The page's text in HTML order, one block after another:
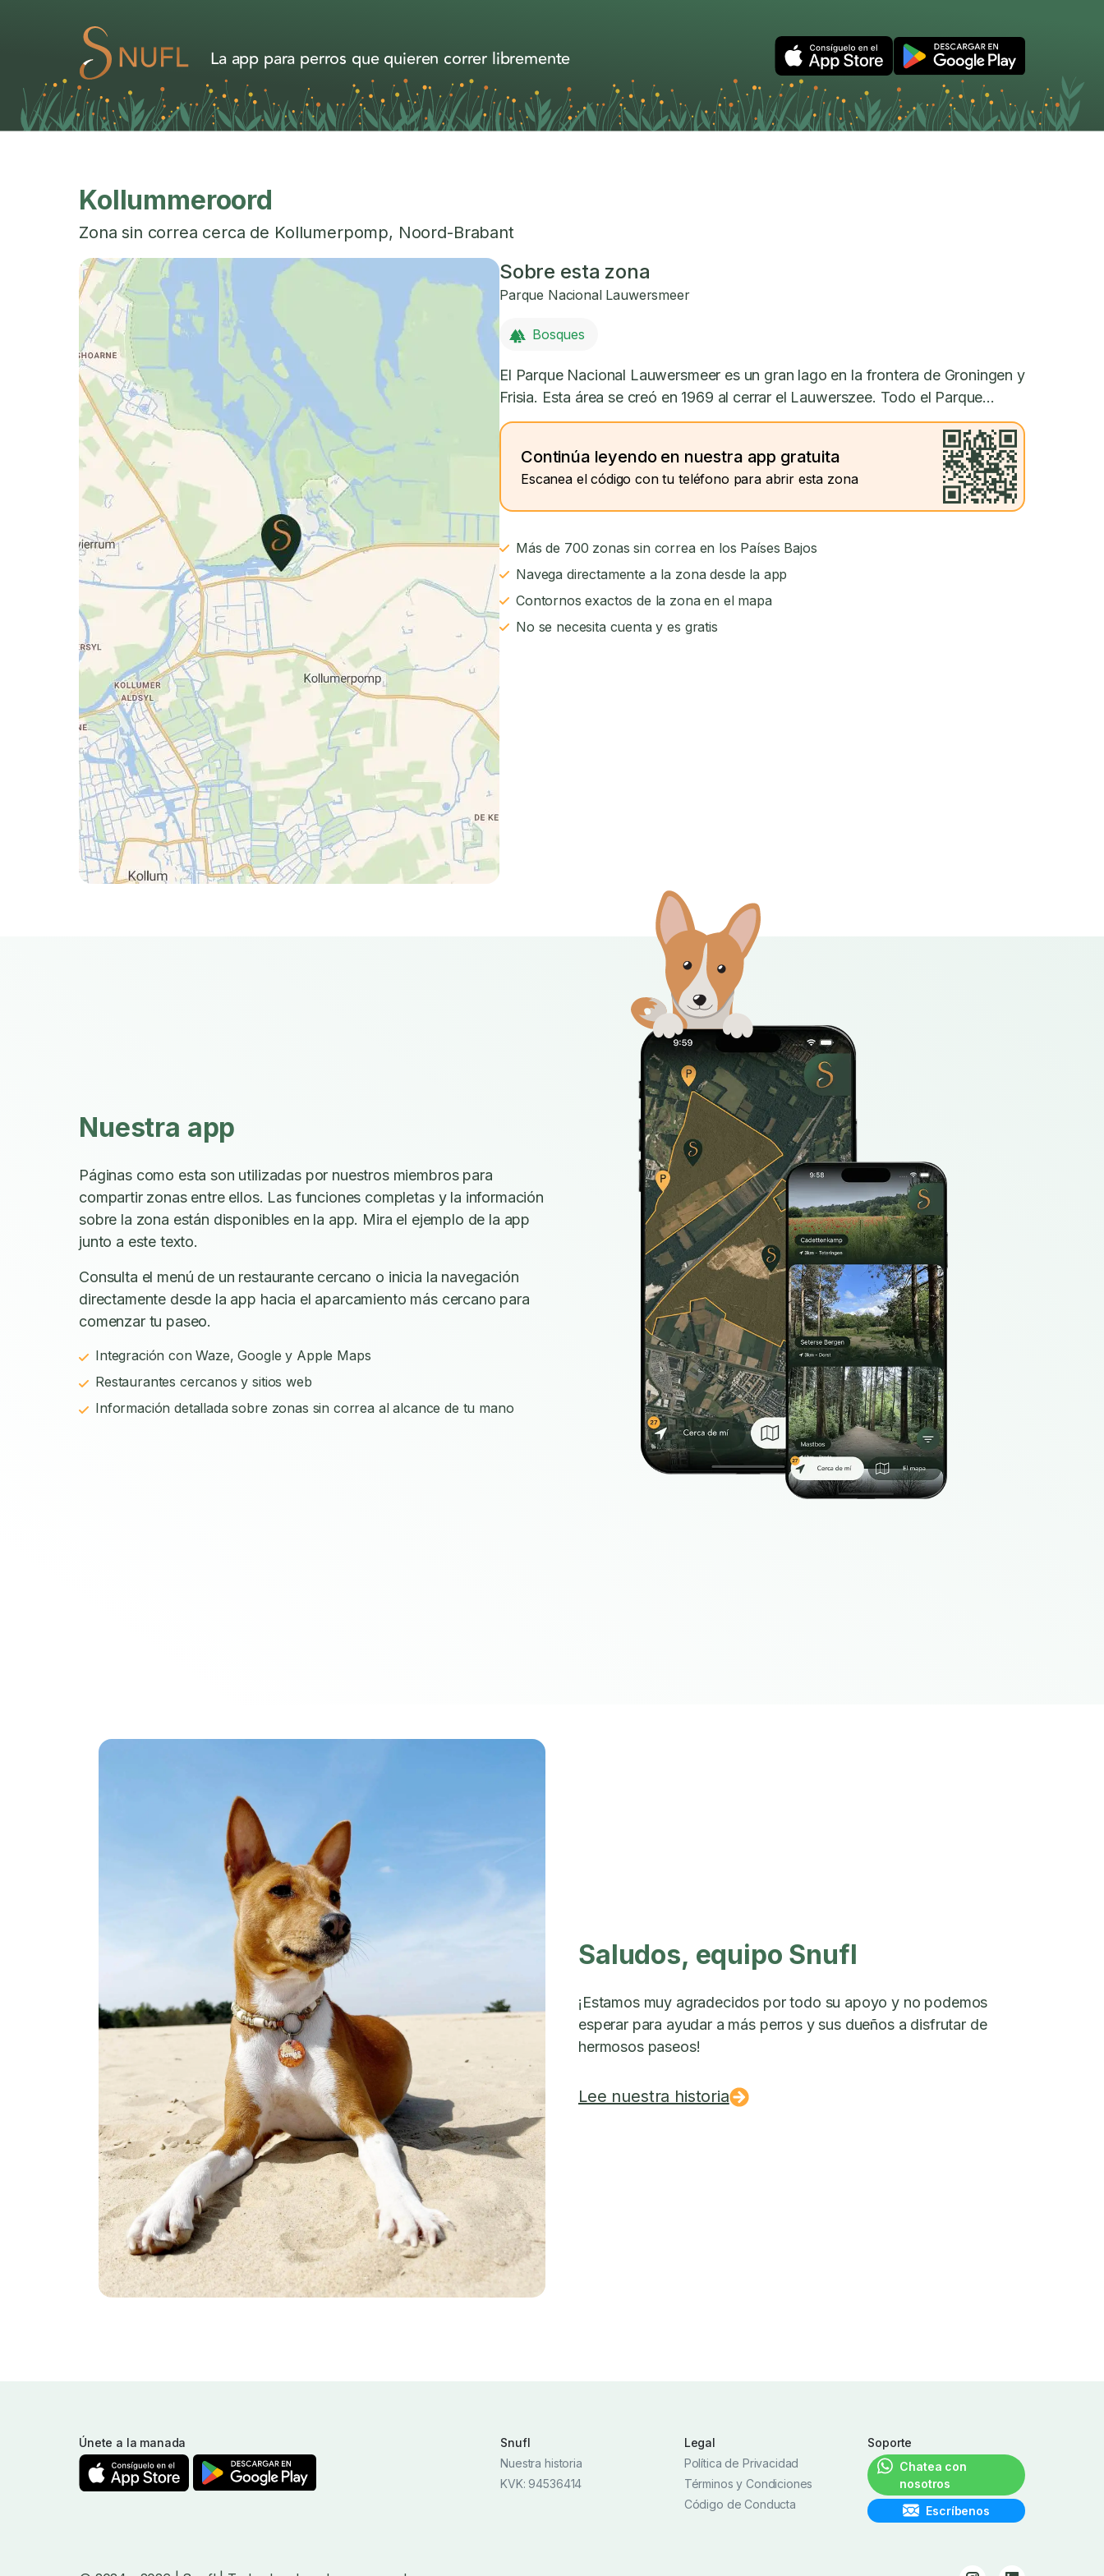
La app para perros que quieren correr libremente
Kollummeroord
Zona sin correa cerca de Kollumerpomp, Noord-Brabant
Sobre esta zona
Parque Nacional Lauwersmeer
Bosques
El Parque Nacional Lauwersmeer es un gran lago en la frontera de Groningen y
Frisia. Esta área se creó en 1969 al cerrar el Lauwerszee. Todo el Parque...
Continúa leyendo en nuestra app gratuita
Escanea el código con tu teléfono para abrir esta zona
Más de 700 zonas sin correa en los Países Bajos
Navega directamente a la zona desde la app
Contornos exactos de la zona en el mapa
No se necesita cuenta y es gratis
Nuestra app
Páginas como esta son utilizadas por nuestros miembros para
compartir zonas entre ellos. Las funciones completas y la información
sobre la zona están disponibles en la app. Mira el ejemplo de la app
junto a este texto.
Consulta el menú de un restaurante cercano o inicia la navegación
directamente desde la app hacia el aparcamiento más cercano para
comenzar tu paseo.
Integración con Waze, Google y Apple Maps
Restaurantes cercanos y sitios web
Información detallada sobre zonas sin correa al alcance de tu mano
Saludos, equipo Snufl
¡Estamos muy agradecidos por todo su apoyo y no podemos
esperar para ayudar a más perros y sus dueños a disfrutar de
hermosos paseos!
Lee nuestra historia
Únete a la manada
Snufl
Nuestra historia
KVK: 94536414
Legal
Política de Privacidad
Términos y Condiciones
Código de Conducta
Soporte
Chatea con
nosotros
Escríbenos